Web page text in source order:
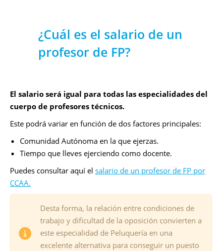
¿Cuál es el salario de un
profesor de FP?
El salario será igual para todas las especialidades del
cuerpo de profesores técnicos.
Este podrá variar en función de dos factores principales:
Comunidad Autónoma en la que ejerzas.
Tiempo que lleves ejerciendo como docente.
Puedes consultar aquí el salario de un profesor de FP por
CCAA.
Desta forma, la relación entre condiciones de
trabajo y dificultad de la oposición convierten a
este especialidad de Peluquería en una
excelente alternativa para conseguir un puesto